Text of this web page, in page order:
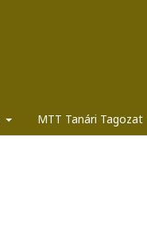
MTT Tanári Tagozat